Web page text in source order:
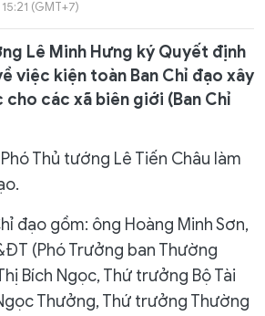
(GMT+7)
Lê Minh Hưng ký Quyết định
việc kiện toàn Ban Chỉ đạo xây
các xã biên giới (Ban Chỉ
Thủ tướng Lê Tiến Châu làm
đạo gồm: ông Hoàng Minh Sơn,
(Phó Trưởng ban Thường
Bích Ngọc, Thứ trưởng Bộ Tài
Thưởng, Thứ trưởng Thường